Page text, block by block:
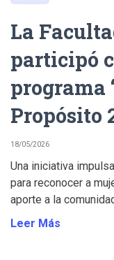
La
participó
programa
Propósito
18/05/2026
Una iniciativa
para reconocer a
aporte a la
Leer Más